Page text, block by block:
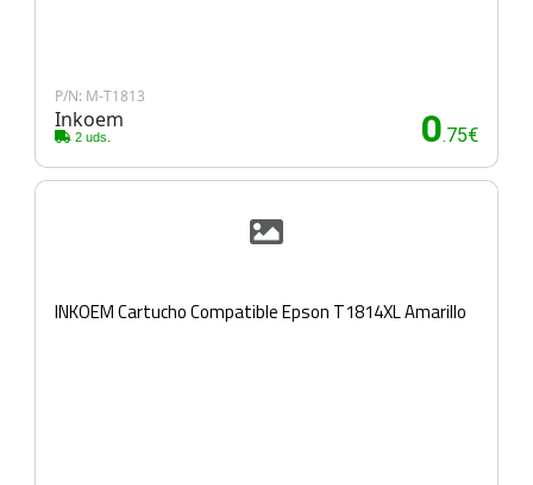
P/N: M-T1813
Inkoem
2 uds. 0.75€
INKOEM Cartucho Compatible Epson T1814XL Amarillo